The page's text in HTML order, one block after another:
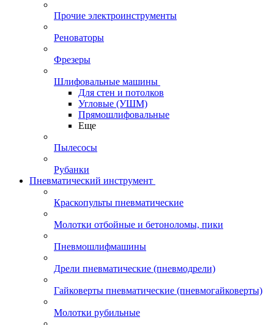
Прочие электроинструменты
Реноваторы
Фрезеры
Шлифовальные машины
Для стен и потолков
Угловые (УШМ)
Прямошлифовальные
Еще
Пылесосы
Рубанки
Пневматический инструмент
Краскопульты пневматические
Молотки отбойные и бетоноломы, пики
Пневмошлифмашины
Дрели пневматические (пневмодрели)
Гайковерты пневматические (пневмогайковерты)
Молотки рубильные